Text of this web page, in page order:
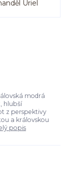
modrá
hlubší
z perspektivy
a královskou
popis